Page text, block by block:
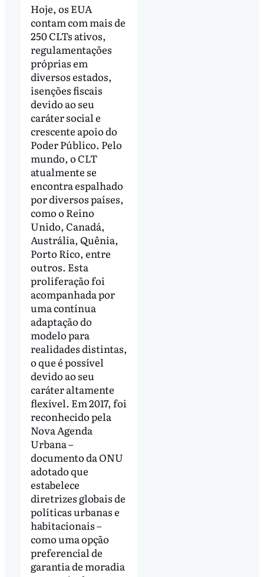
Hoje, os EUA
contam com mais de
250 CLTs ativos,
regulamentações
próprias em
diversos estados,
isenções fiscais
devido ao seu
caráter social e
crescente apoio do
Poder Público. Pelo
mundo, o CLT
atualmente se
encontra espalhado
por diversos países,
como o Reino
Unido, Canadá,
Austrália, Quênia,
Porto Rico, entre
outros. Esta
proliferação foi
acompanhada por
uma contínua
adaptação do
modelo para
realidades distintas,
o que é possível
devido ao seu
caráter altamente
flexível. Em 2017, foi
reconhecido pela
Nova Agenda
Urbana –
documento da ONU
adotado que
estabelece
diretrizes globais de
políticas urbanas e
habitacionais –
como uma opção
preferencial de
garantia de moradia